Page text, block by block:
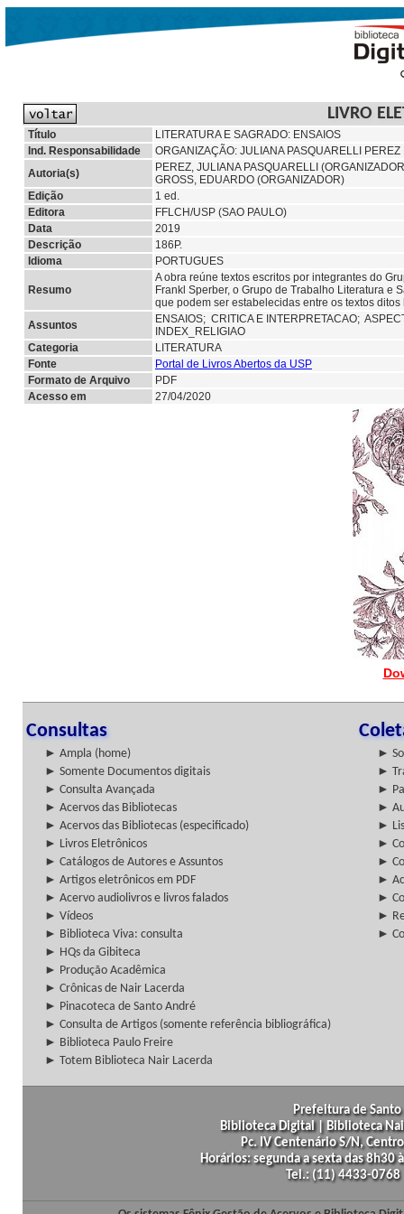
LIVRO
Título
LITERATURA E SAGRADO: ENSAIOS
Ind. Responsabilidade
ORGANIZAÇÃO: JULIANA PASQUARELLI
Autoria(s)
PEREZ, JULIANA PASQUARELLI
GROSS, EDUARDO (ORGANIZADOR)
Edição
1 ed.
Editora
FFLCH/USP (SAO PAULO)
Data
2019
Descrição
186P.
Idioma
PORTUGUES
Resumo
A obra reúne textos escritos por integrantes do
Frankl Sperber, o Grupo de Trabalho Literatura e
que podem ser estabelecidas entre os textos
Assuntos
ENSAIOS; CRITICA E INTERPRETACAO;
INDEX_RELIGIAO
Categoria
LITERATURA
Fonte
Portal de Livros Abertos da USP
Formato de Arquivo
PDF
Acesso em
27/04/2020
Consultas
► Ampla (home)
►
► Somente Documentos digitais
►
► Consulta Avançada
►
► Acervos das Bibliotecas
►
► Acervos das Bibliotecas (especificado)
►
► Livros Eletrônicos
►
► Catálogos de Autores e Assuntos
►
► Artigos eletrônicos em PDF
►
► Acervo audiolivros e livros falados
►
► Vídeos
►
► Biblioteca Viva: consulta
►
► HQs da Gibiteca
► Produção Acadêmica
► Crônicas de Nair Lacerda
► Pinacoteca de Santo André
► Consulta de Artigos (somente referência bibliográfica)
► Biblioteca Paulo Freire
► Totem Biblioteca Nair Lacerda
Prefeitura de
Biblioteca Digital | Biblioteca
Pc. IV Centenário S/N,
Horários: segunda a sexta das
Tel.: (11) 4433-